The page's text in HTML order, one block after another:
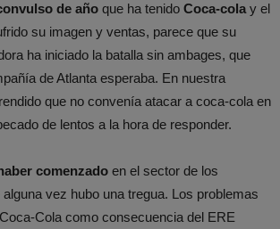
de año que ha tenido Coca-cola y el
su imagen y ventas, parece que su
ha iniciado la batalla sin ambages, que
de Atlanta esperaba. En nuestra
que no convenía atacar a coca-cola en
de lentos a la hora de responder.
comenzado en el sector de los
vez hubo una tregua. Los problemas
Cola como consecuencia del ERE